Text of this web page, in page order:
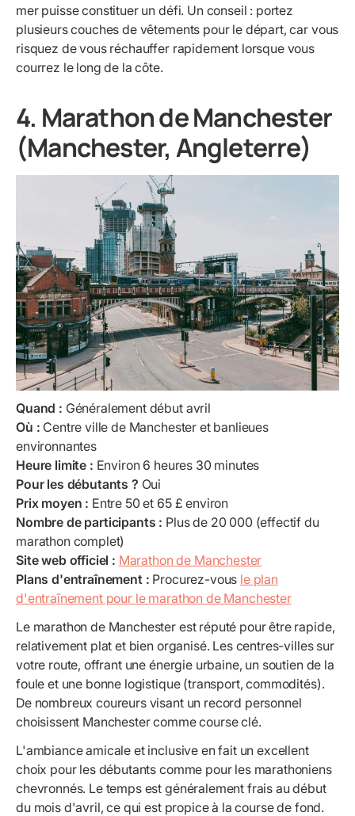
mer puisse constituer un défi. Un conseil : portez
plusieurs couches de vêtements pour le départ, car vous
risquez de vous réchauffer rapidement lorsque vous
courrez le long de la côte.
4. Marathon de Manchester
(Manchester, Angleterre)
Quand : Généralement début avril
Où : Centre ville de Manchester et banlieues
environnantes
Heure limite : Environ 6 heures 30 minutes
Pour les débutants ? Oui
Prix moyen : Entre 50 et 65 £ environ
Nombre de participants : Plus de 20 000 (effectif du
marathon complet)
Site web officiel : Marathon de Manchester
Plans d'entraînement : Procurez-vous le plan
d'entraînement pour le marathon de Manchester
Le marathon de Manchester est réputé pour être rapide,
relativement plat et bien organisé. Les centres-villes sur
votre route, offrant une énergie urbaine, un soutien de la
foule et une bonne logistique (transport, commodités).
De nombreux coureurs visant un record personnel
choisissent Manchester comme course clé.
L'ambiance amicale et inclusive en fait un excellent
choix pour les débutants comme pour les marathoniens
chevronnés. Le temps est généralement frais au début
du mois d'avril, ce qui est propice à la course de fond.